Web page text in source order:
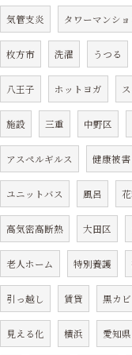
気管支炎 タワーマンショ
枚方市 洗濯 うつる
八王子 ホットヨガ
施設 三重 中野区
アスペルギルス 健康被害
ユニットバス 風呂
高気密高断熱 大田区
老人ホーム 特別養護
引っ越し 賃貸 黒カビ
見える化 横浜 愛知県